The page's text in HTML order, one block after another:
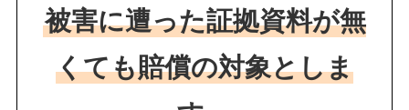
被害に遭った証拠資料が無
くても賠償の対象としま